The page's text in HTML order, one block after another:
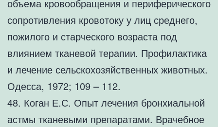
объема кровообращения и периферического
сопротивления кровотоку у лиц среднего,
пожилого и старческого возраста под
влиянием тканевой терапии. Профилактика
и лечение сельскохозяйственных животных.
Одесса, 1972; 109 – 112.
48. Коган Е.С. Опыт лечения бронхиальной
астмы тканевыми препаратами. Врачебное